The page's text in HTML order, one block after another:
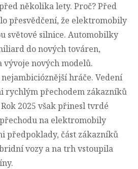
několika lety. Proč?Před
přesvědčení, že elektromobily
světové silnice. Automobilky
do nových továren,
vývoje nových modelů.
hráče. Vedení
rychlým přechodem zákazníků
2025 však přinesl tvrdé
na elektromobily
předpoklady, část zákazníků
vozy a na trh vstoupila